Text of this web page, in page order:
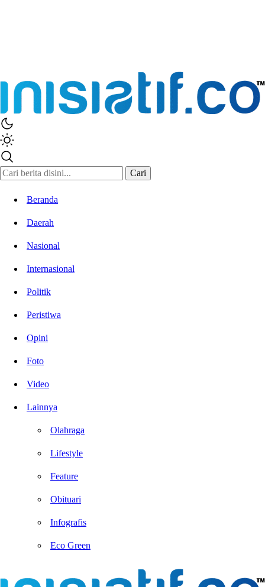
Inisiatif.co
Stay Connected Stay Informed
Cari
Beranda
Daerah
Nasional
Internasional
Politik
Peristiwa
Opini
Foto
Video
Lainnya
Olahraga
Lifestyle
Feature
Obituari
Infografis
Eco Green